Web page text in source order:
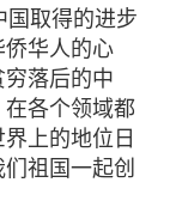
取得的进步
华人的心
落后的中
在各个领域都
上的地位日
祖国一起创